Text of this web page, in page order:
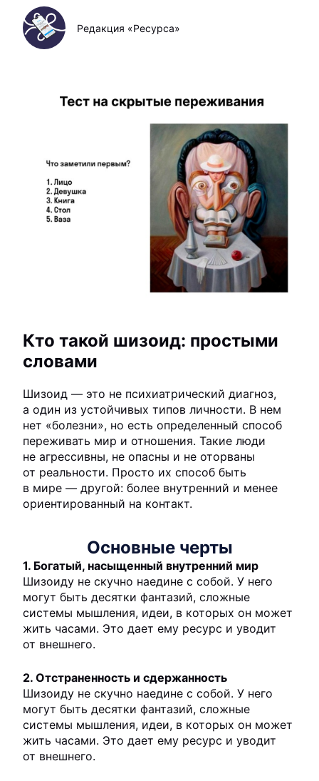
Редакция «Ресурса»
Кто такой шизоид: простыми
словами
Шизоид — это не психиатрический диагноз,
а один из устойчивых типов личности. В нем
нет «болезни», но есть определенный способ
переживать мир и отношения. Такие люди
не агрессивны, не опасны и не оторваны
от реальности. Просто их способ быть
в мире — другой: более внутренний и менее
ориентированный на контакт.
Основные черты
1. Богатый, насыщенный внутренний мир
Шизоиду не скучно наедине с собой. У него
могут быть десятки фантазий, сложные
системы мышления, идеи, в которых он может
жить часами. Это дает ему ресурс и уводит
от внешнего.
2. Отстраненность и сдержанность
Шизоиду не скучно наедине с собой. У него
могут быть десятки фантазий, сложные
системы мышления, идеи, в которых он может
жить часами. Это дает ему ресурс и уводит
от внешнего.